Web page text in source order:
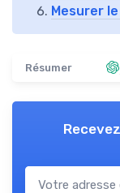
Mesurer
Résumer